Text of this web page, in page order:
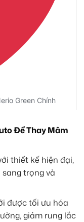
Để Thay Mâm
thiết kế hiện đại,
trọng và
được tối ưu hóa
giảm rung lắc